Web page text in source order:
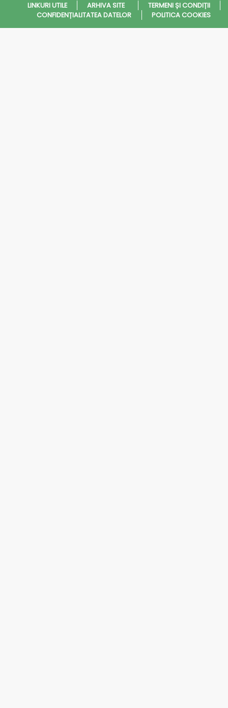
LINKURI UTILE ARHIVA SITE
TERMENI ȘI CONDIȚII
CONFIDENȚIALITATEA DATELOR
POLITICA COOKIES